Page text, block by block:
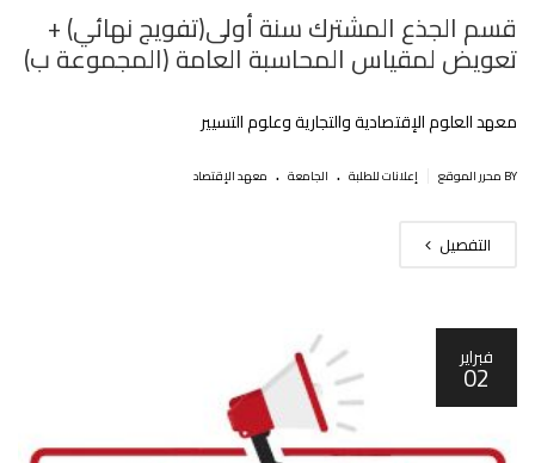
قسم الجذع المشترك سنة أولى(تفويج نهائي) +
تعويض لمقياس المحاسبة العامة (المجموعة ب)
معهد العلوم الإقتصادية والتجارية وعلوم التسيير
BY محرر الموقع إعلانات للطلبة . الجامعة . معهد الإقتصاد
التفصيل
فبراير
02